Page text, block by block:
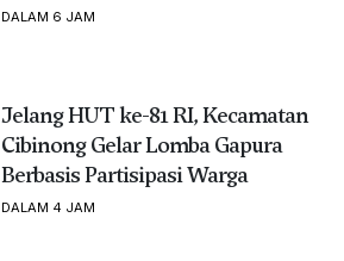
DALAM 6 JAM
Jelang HUT ke-81 RI, Kecamatan
Cibinong Gelar Lomba Gapura
Berbasis Partisipasi Warga
DALAM 4 JAM